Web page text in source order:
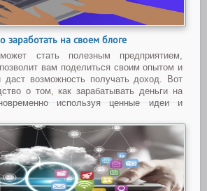
заработать на своем блоге
стать полезным предприятием,
вам поделиться своим опытом и
даст возможность получать доход. Вот
о том, как зарабатывать деньги на
используя ценные идеи и